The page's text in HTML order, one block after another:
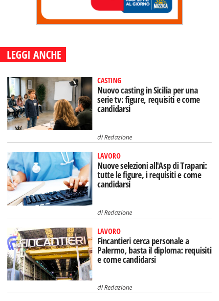
LEGGI ANCHE
CASTING
Nuovo casting in Sicilia per una
serie tv: figure, requisiti e come
candidarsi
diRedazione
LAVORO
Nuove selezioni all'Asp di Trapani:
tutte le figure, i requisiti e come
candidarsi
diRedazione
LAVORO
Fincantieri cerca personale a
Palermo, basta il diploma: requisiti
e come candidarsi
diRedazione